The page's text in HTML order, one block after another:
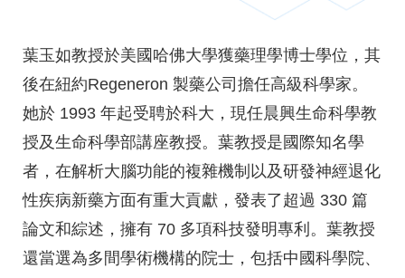
Text
Area
葉玉如教授於美國哈佛大學獲藥理學博士學位，其
後在紐約Regeneron 製藥公司擔任高級科學家。
她於 1993 年起受聘於科大，現任晨興生命科學教
授及生命科學部講座教授。葉教授是國際知名學
者，在解析大腦功能的複雜機制以及研發神經退化
性疾病新藥方面有重大貢獻，發表了超過 330 篇
論文和綜述，擁有 70 多項科技發明專利。葉教授
還當選為多間學術機構的院士，包括中國科學院、